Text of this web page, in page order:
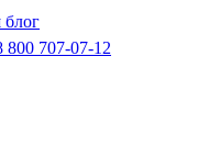
800 707-07-12